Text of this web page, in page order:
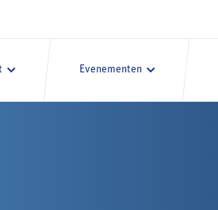
Evenementen